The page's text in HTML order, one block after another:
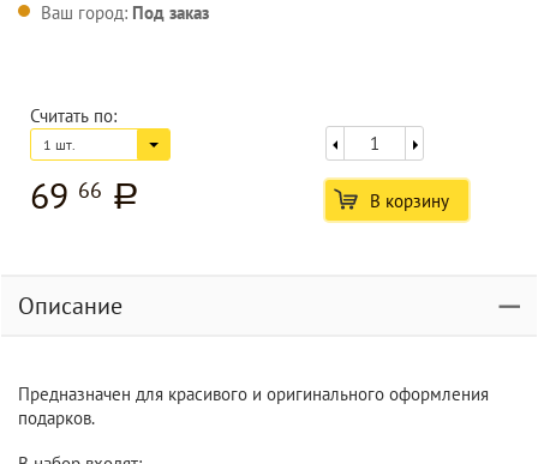
Ваш город: Под заказ
Считать по:
1 шт.
69 66 a В корзину
Описание
Предназначен для красивого и оригинального оформления
подарков.